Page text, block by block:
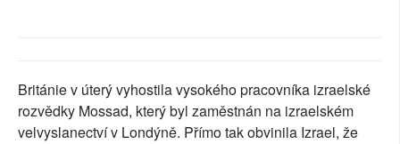
Británie v úterý vyhostila vysokého pracovníka izraelské
rozvědky Mossad, který byl zaměstnán na izraelském
velvyslanectví v Londýně. Přímo tak obvinila Izrael, že